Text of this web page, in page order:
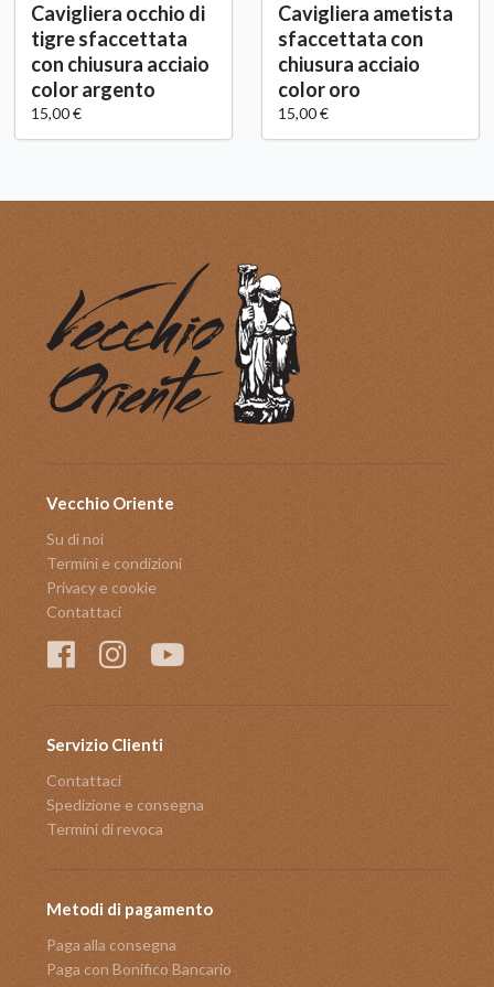
Cavigliera occhio di
tigre sfaccettata
con chiusura acciaio
color argento
15,00 €
Cavigliera ametista
sfaccettata con
chiusura acciaio
color oro
15,00 €
Vecchio Oriente
Su di noi
Termini e condizioni
Privacy e cookie
Contattaci
Servizio Clienti
Contattaci
Spedizione e consegna
Termini di revoca
Metodi di pagamento
Paga alla consegna
Paga con Bonifico Bancario